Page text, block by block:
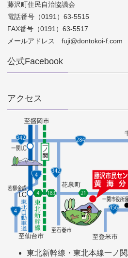
藤沢町住民自治協議会
電話番号（0191）63-5515
FAX番号（0191）63-5517
メールアドレス fuji@dontokoi-f.com
公式Facebook
アクセス
東北新幹線・東北本線一ノ